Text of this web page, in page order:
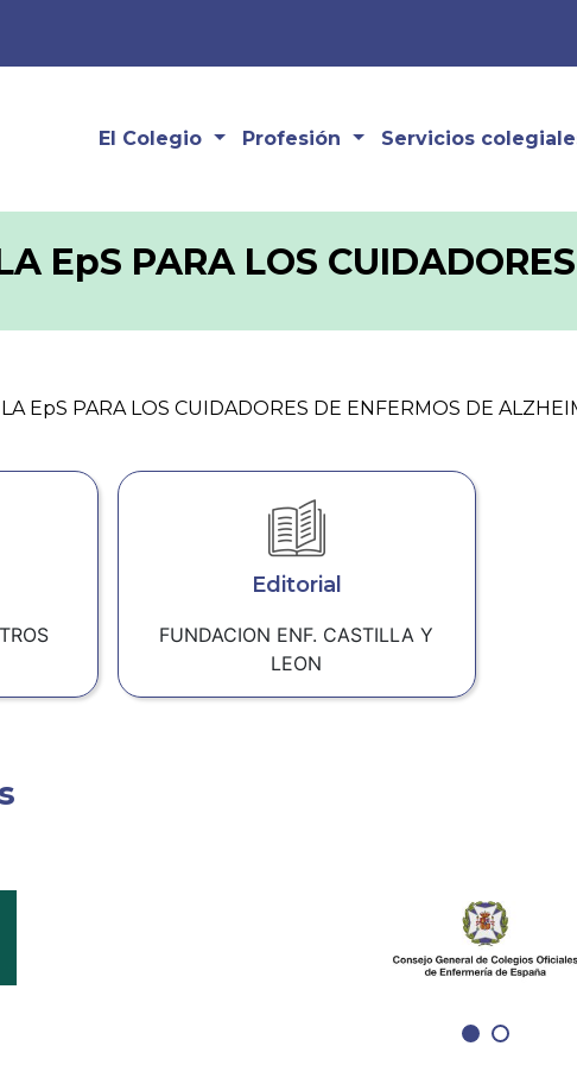
El Colegio Profesión Servicios
EpS PARA LOS
EpS PARA LOS CUIDADORES DE ENFERMOS DE
Editorial
FUNDACION ENF. CASTILLA Y
LEON